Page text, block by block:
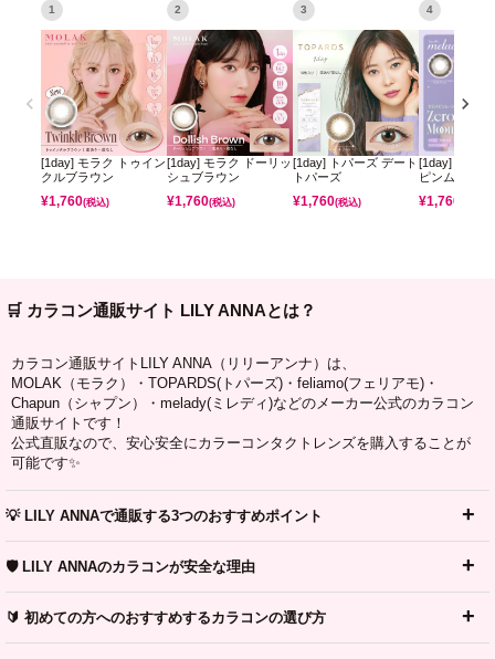
1
[1day] モラク トゥイン
クルブラウン
¥1,760(税込)
2
[1day] モラク ドーリッ
シュブラウン
¥1,760(税込)
3
[1day] トパーズ デート
トパーズ
¥1,760(税込)
4
[1day] ミレデ
ピンムーン
¥1,760
🛒 カラコン通販サイト LILY ANNAとは？
カラコン通販サイトLILY ANNA（リリーアンナ）は、
MOLAK（モラク）・TOPARDS(トパーズ)・feliamo(フェリアモ)・
Chapun（シャプン）・melady(ミレディ)などのメーカー公式のカラコン
通販サイトです！
公式直販なので、安心安全にカラーコンタクトレンズを購入することが
可能です✨
💡 LILY ANNAで通販する3つのおすすめポイント
🛡️ LILY ANNAのカラコンが安全な理由
🔰 初めての方へのおすすめするカラコンの選び方